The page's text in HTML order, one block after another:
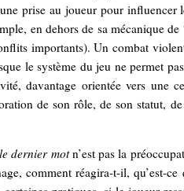
prise au joueur pour influencer
en dehors de sa mécanique
importants). Un combat
le système du jeu ne permet
davantage orientée vers une
de son rôle, de son statut,
dernier motn’est pas la
comment réagira-t-il, qu’est-